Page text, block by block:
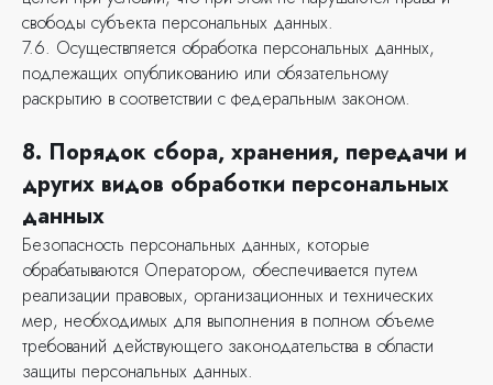
свободы субъекта персональных данных.
7.6. Осуществляется обработка персональных данных,
подлежащих опубликованию или обязательному
раскрытию в соответствии с федеральным законом.
8. Порядок сбора, хранения, передачи и
других видов обработки персональных
данных
Безопасность персональных данных, которые
обрабатываются Оператором, обеспечивается путем
реализации правовых, организационных и технических
мер, необходимых для выполнения в полном объеме
требований действующего законодательства в области
защиты персональных данных.
мы перезвоним в течение
рабочего дня
+7 (351) 242-02-48
+7
Москва